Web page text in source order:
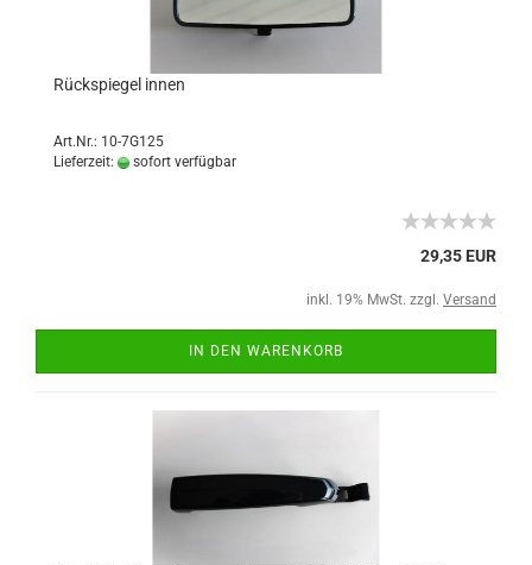
Rückspiegel innen
Art.Nr.: 10-7G125
Lieferzeit:
sofort verfügbar
29,35 EUR
inkl. 19% MwSt. zzgl. Versand
IN DEN WARENKORB